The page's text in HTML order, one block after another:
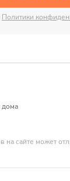
Политики
дома
на сайте может